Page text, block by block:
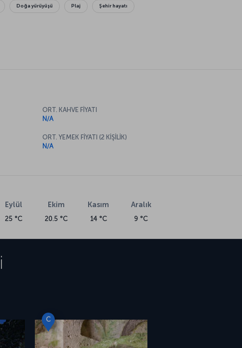
Doğa yürüyüşü Plaj Şehir hayatı
ORT. KAHVE FİYATI
N/A
ORT. YEMEK FİYATI (2 KİŞİLİK)
N/A
Eylül
25 °C
Ekim
20.5 °C
Kasım
14 °C
Aralık
9 °C
C